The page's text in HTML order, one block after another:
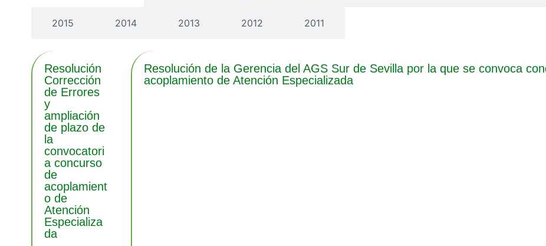
2015 2014 2013 2012 2011
Resolución
Corrección
de Errores
y
ampliación
de plazo de
la
convocatori
a concurso
de
acoplamient
o de
Atención
Especializa
da
Resolución de la Gerencia del AGS Sur de Sevilla por la que se convoca
acoplamiento de Atención Especializada